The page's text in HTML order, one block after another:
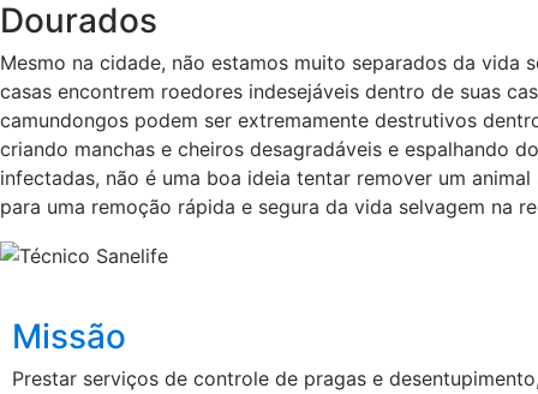
Dourados
Mesmo na cidade, não estamos muito separados da vida
casas encontrem roedores indesejáveis dentro de suas
camundongos podem ser extremamente destrutivos
criando manchas e cheiros desagradáveis e espalhando
infectadas, não é uma boa ideia tentar remover um
para uma remoção rápida e segura da vida selvagem na
Missão
Prestar serviços de controle de pragas e